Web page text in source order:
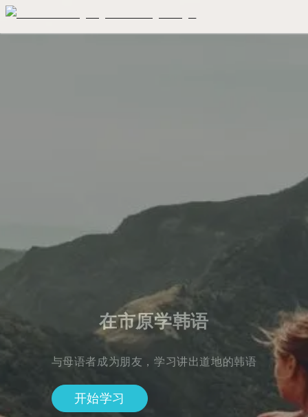
在市原学韩语
与母语者成为朋友，学习讲出道地的韩语
开始学习